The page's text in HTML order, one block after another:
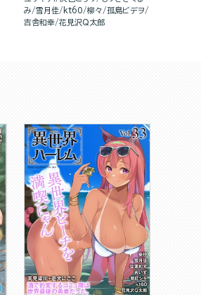
み
雪月佳 kt60 柳々
孤島ビデヲ
吉舎和幸 花見沢Q太郎